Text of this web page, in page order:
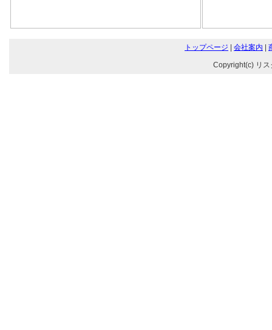
トップページ | 会社案内 |
Copyright(c) リ